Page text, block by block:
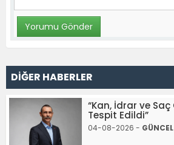
DİĞER HABERLER
“Kan, İdrar ve
Tespit Edildi”
04-08-2026 - GÜNCEL